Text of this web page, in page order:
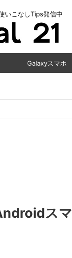
いこなしTips発信中
Galaxyスマホ
スマ